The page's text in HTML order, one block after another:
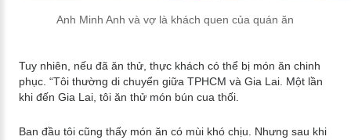
Anh Minh Anh và vợ là khách quen của quán ăn
Tuy nhiên, nếu đã ăn thử, thực khách có thể bị món ăn chinh
phục. “Tôi thường di chuyển giữa TPHCM và Gia Lai. Một lần
khi đến Gia Lai, tôi ăn thử món bún cua thối.
Ban đầu tôi cũng thấy món ăn có mùi khó chịu. Nhưng sau khi